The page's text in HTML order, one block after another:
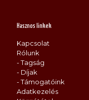
Hasznos linkek
Kapcsolat
Rólunk
- Tagság
- Díjak
- Támogatóink
Adatkezelés